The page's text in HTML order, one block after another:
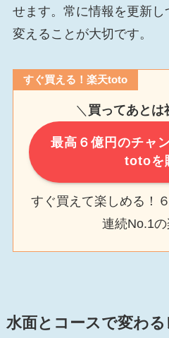
せます。常に情報を更新
変えることが大切です。
すぐ買える！楽天toto
＼ 買ってあとは
最高６億円のチャ
totoを
すぐ買えて楽しめる！
連続No.1
水面とコースで変わる